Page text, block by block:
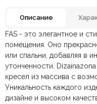
Описание
FAS - это элегантное и
помещения. Оно
или спальни, добавляя в
утонченности.
кресел из массива с
Уникальность каждого
дизайне и высоком
Тип кресла
Бренд
Материал
По всей России:
компаниюСДЭК.
По Москве и
Яндекс.Доставка—
Оплата в салоне-
при самовывозе.
Безналичная
физических лиц.
Отзывов